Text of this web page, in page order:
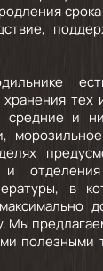
тех
и
в
Мы
полезными